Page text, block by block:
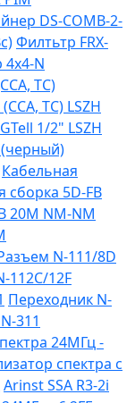
DS-COMB-2-
Филтьтр FRX-
N
TC)
TC) LSZH
1/2" LSZH
(черный)
Кабельная
сборка 5D-FB
20М NM-NM
N-111/8D
112C/12F
Переходник N-
311
24МГц -
спектра с
Arinst SSA R3-2i